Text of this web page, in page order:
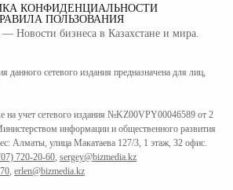
КОНФИДЕНЦИАЛЬНОСТИ
ПОЛЬЗОВАНИЯ
— Новости бизнеса в Казахстане и мира.
сетевого издания предназначена для лиц,
на учет сетевого издания №KZ00VPY00046589 от 2
информации и общественного развития
Алматы, улица Макатаева 127/3, 1 этаж, 32 офис.
720-20-60, sergey@bizmedia.kz
, erlen@bizmedia.kz